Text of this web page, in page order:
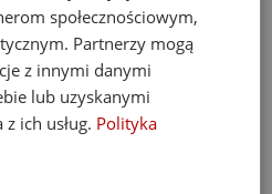
z których została wyliczona
są wystawione przez
społecznościowym,
Partnerzy mogą
z innymi danymi
lub uzyskanymi
ich usług. Polityka